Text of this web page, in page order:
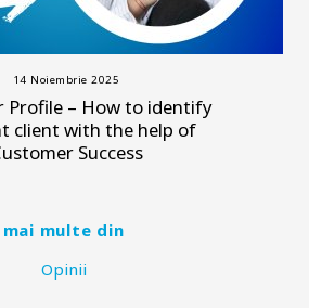
14 Noiembrie 2025
Profile – How to identify
client with the help of
Success
mai multe din
Opinii